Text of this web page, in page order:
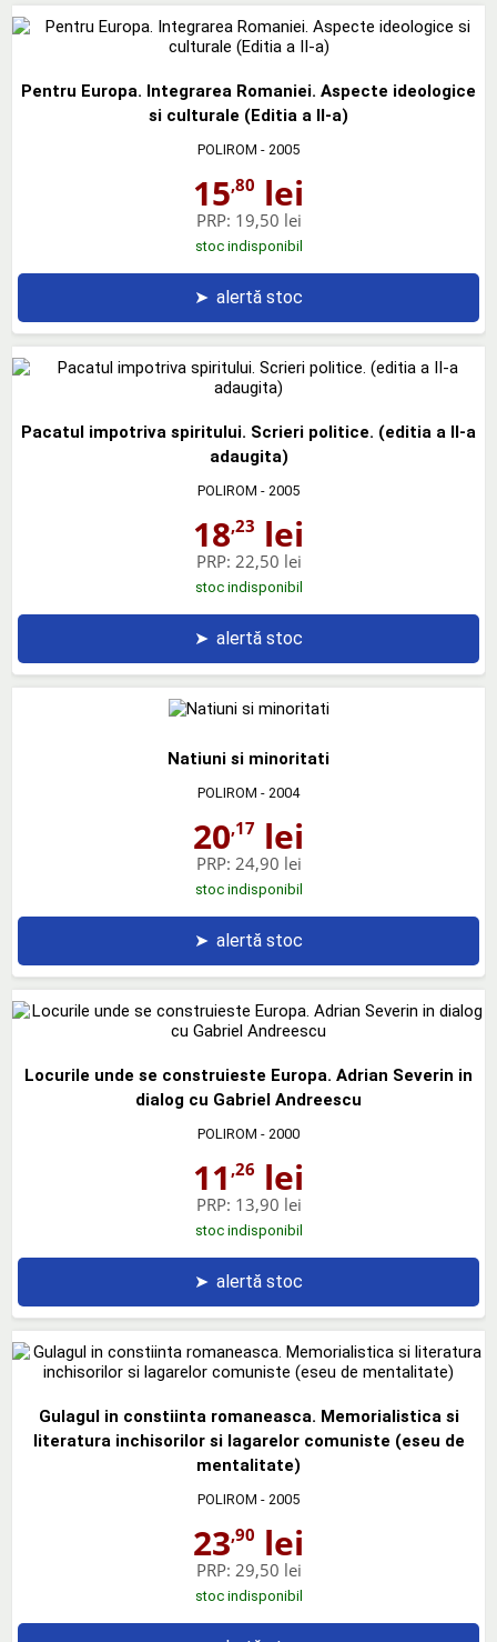
Pentru Europa. Integrarea Romaniei. Aspecte ideologice
si culturale (Editia a II-a)
POLIROM - 2005
15,80 lei
PRP: 19,50 lei
stoc indisponibil
➤ alertă stoc
Pacatul impotriva spiritului. Scrieri politice. (editia a II-a
adaugita)
POLIROM - 2005
18,23 lei
PRP: 22,50 lei
stoc indisponibil
➤ alertă stoc
Natiuni si minoritati
POLIROM - 2004
20,17 lei
PRP: 24,90 lei
stoc indisponibil
➤ alertă stoc
Locurile unde se construieste Europa. Adrian Severin in
dialog cu Gabriel Andreescu
POLIROM - 2000
11 ,26 lei
PRP: 13,90 lei
stoc indisponibil
➤ alertă stoc
Gulagul in constiinta romaneasca. Memorialistica si
literatura inchisorilor si lagarelor comuniste (eseu de
mentalitate)
POLIROM - 2005
23,90 lei
PRP: 29,50 lei
stoc indisponibil